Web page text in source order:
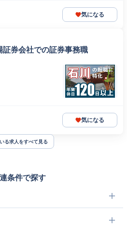
気になる
券会社での証券事務職
気になる
る求人をすべて見る
条件で探す